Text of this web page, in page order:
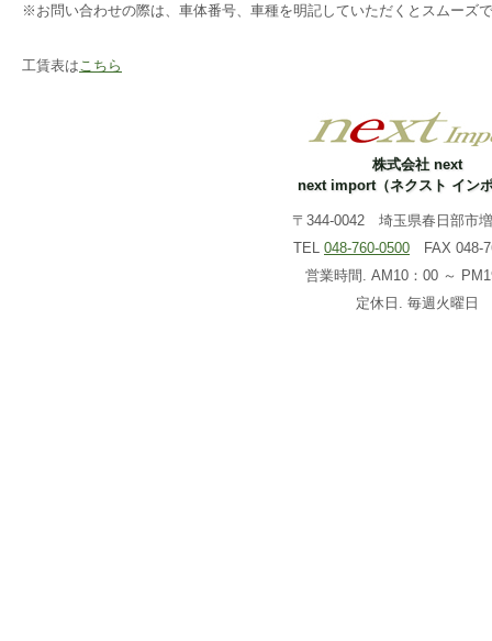
※お問い合わせの際は、車体番号、車種を明記していただくとスムーズ
工賃表はこちら
株式会社 next
next import（ネクスト イン
〒344-0042 埼玉県春日部市
TEL 048-760-0500 FAX 048-
営業時間. AM10：00 ～
定休日. 毎週火曜日